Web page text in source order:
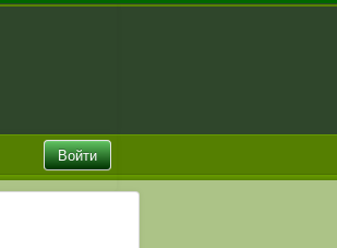
Войти